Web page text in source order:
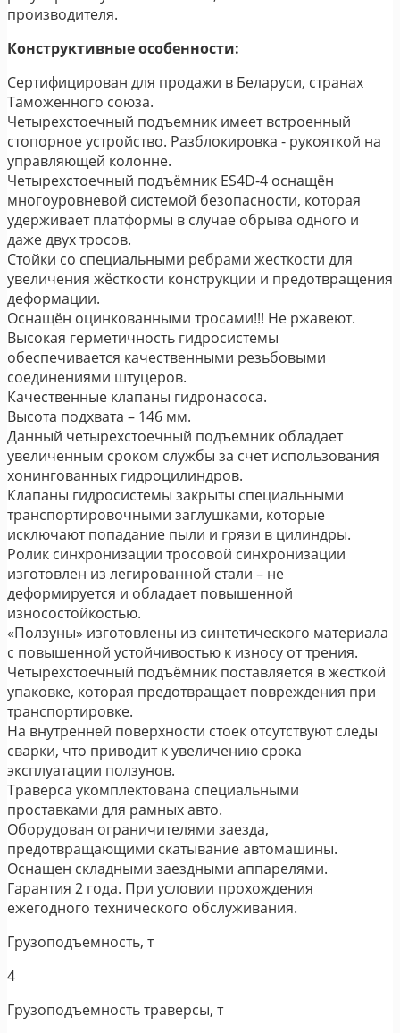
производителя.
Конструктивные особенности:
Сертифицирован для продажи в Беларуси, странах
Таможенного союза.
Четырехстоечный подъемник имеет встроенный
стопорное устройство. Разблокировка - рукояткой на
управляющей колонне.
Четырехстоечный подъёмник ES4D-4 оснащён
многоуровневой системой безопасности, которая
удерживает платформы в случае обрыва одного и
даже двух тросов.
Стойки со специальными ребрами жесткости для
увеличения жёсткости конструкции и предотвращения
деформации.
Оснащён оцинкованными тросами!!! Не ржавеют.
Высокая герметичность гидросистемы
обеспечивается качественными резьбовыми
соединениями штуцеров.
Качественные клапаны гидронасоса.
Высота подхвата – 146 мм.
Данный четырехстоечный подъемник обладает
увеличенным сроком службы за счет использования
хонингованных гидроцилиндров.
Клапаны гидросистемы закрыты специальными
транспортировочными заглушками, которые
исключают попадание пыли и грязи в цилиндры.
Ролик синхронизации тросовой синхронизации
изготовлен из легированной стали – не
деформируется и обладает повышенной
износостойкостью.
«Ползуны» изготовлены из синтетического материала
с повышенной устойчивостью к износу от трения.
Четырехстоечный подъёмник поставляется в жесткой
упаковке, которая предотвращает повреждения при
транспортировке.
На внутренней поверхности стоек отсутствуют следы
сварки, что приводит к увеличению срока
эксплуатации ползунов.
Траверса укомплектована специальными
проставками для рамных авто.
Оборудован ограничителями заезда,
предотвращающими скатывание автомашины.
Оснащен складными заездными аппарелями.
Гарантия 2 года. При условии прохождения
ежегодного технического обслуживания.
Грузоподъемность, т
4
Грузоподъемность траверсы, т